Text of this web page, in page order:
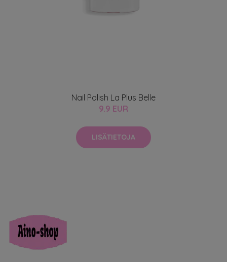
Nail Polish La Plus Belle
9.9 EUR
LISÄTIETOJA